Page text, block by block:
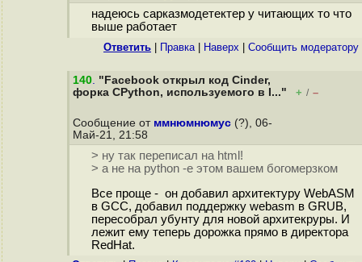
надеюсь сарказмодетектер у читающих то что
выше работает
Ответить Правка| Наверх Cообщить модератору
140. "Facebook открыл код Cinder,
форка CPython, используемого в I..."
+ / –
Сообщение от ммнюмнюмус (?), 06-
Май-21, 21:58
> ну так переписал на html!
> а не на python -е этом вашем богомерзком
Все проще - он добавил архитектуру WebASM
в GCC, добавил поддержку webasm в GRUB,
пересобрал убунту для новой архитекруры. И
лежит ему теперь дорожка прямо в директора
RedHat.